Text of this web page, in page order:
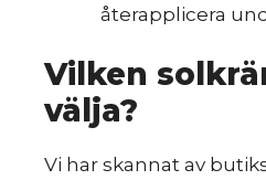
återapplicera
Vilken
välja?
Vi har skannat av